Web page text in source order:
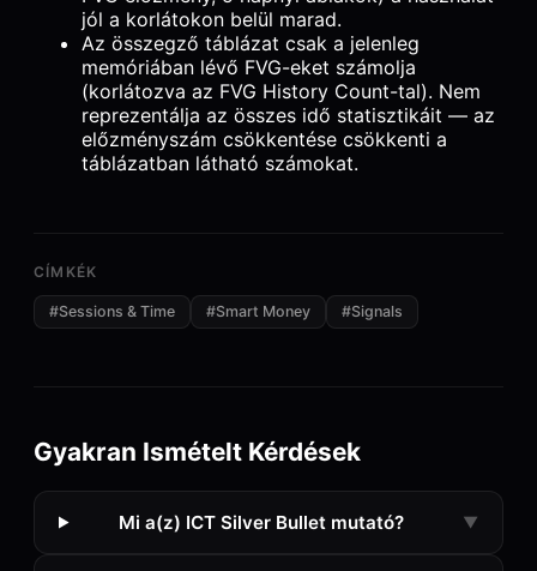
jól a korlátokon belül marad.
Az összegző táblázat csak a jelenleg
memóriában lévő FVG-eket számolja
(korlátozva az FVG History Count-tal). Nem
reprezentálja az összes idő statisztikáit — az
előzményszám csökkentése csökkenti a
táblázatban látható számokat.
CÍMKÉK
#Sessions & Time #Smart Money #Signals
Gyakran Ismételt Kérdések
Mi a(z) ICT Silver Bullet mutató? ▼